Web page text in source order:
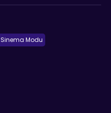
Sinema Modu